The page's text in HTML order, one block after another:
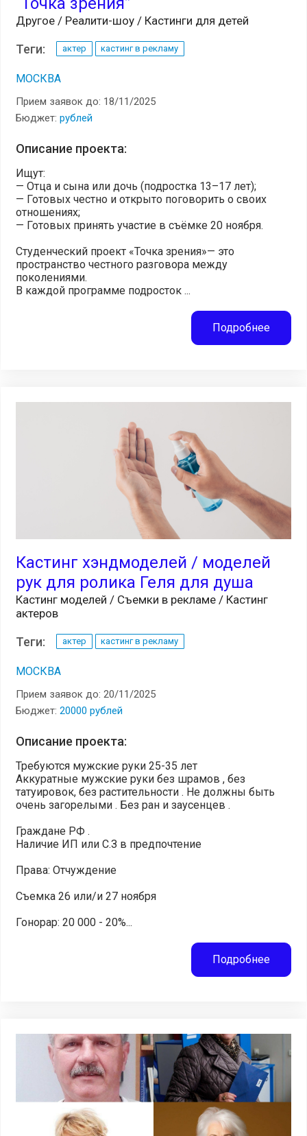
Другое / Реалити-шоу / Кастинги для детей
Теги: актер кастинг в рекламу
МОСКВА
Прием заявок до: 18/11/2025
Бюджет: рублей
Описание проекта:
Ищут:
— Отца и сына или дочь (подростка 13–17 лет);
— Готовых честно и открыто поговорить о своих
отношениях;
— Готовых принять участие в съёмке 20 ноября.
Студенческий проект «Точка зрения»— это
пространство честного разговора между
поколениями.
В каждой программе подросток ...
Подробнее
Кастинг хэндмоделей / моделей
рук для ролика Геля для душа
Кастинг моделей / Съемки в рекламе / Кастинг
актеров
Теги: актер кастинг в рекламу
МОСКВА
Прием заявок до: 20/11/2025
Бюджет: 20000 рублей
Описание проекта:
Требуются мужские руки 25-35 лет
Аккуратные мужские руки без шрамов , без
татуировок, без растительности . Не должны быть
очень загорелыми . Без ран и заусенцев .
Граждане РФ .
Наличие ИП или С.З в предпочтение
Права: Отчуждение
Съемка 26 или/и 27 ноября
Гонорар: 20 000 - 20%...
Подробнее